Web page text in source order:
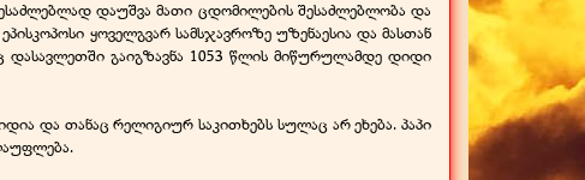
დაუშვა მათი ცდომილების შესაძლებლობა და
ყოველგვარ სამსჯავროზე უზენაესია და მასთან
დასავლეთში გაიგზავნა 1053 წლის მიწურულამდე დიდი
და თანაც რელიგიურ საკითხებს სულაც არ ეხება. პაპი